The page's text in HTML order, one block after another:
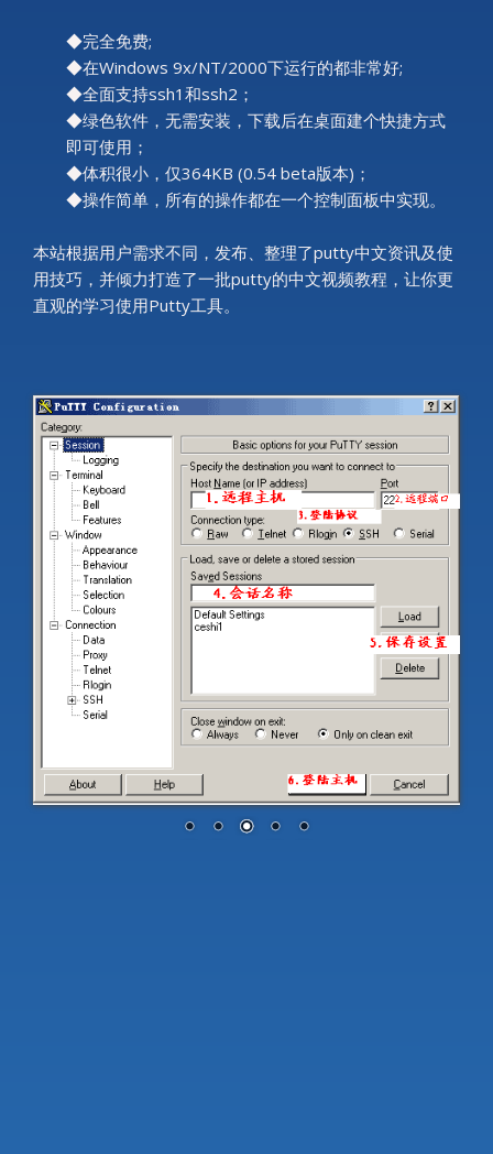
◆完全免费;
◆在Windows 9x/NT/2000下运行的都非常好;
◆全面支持ssh1和ssh2；
◆绿色软件，无需安装，下载后在桌面建个快捷方式
即可使用；
◆体积很小，仅364KB (0.54 beta版本)；
◆操作简单，所有的操作都在一个控制面板中实现。
本站根据用户需求不同，发布、整理了putty中文资讯及使
用技巧，并倾力打造了一批putty的中文视频教程，让你更
直观的学习使用Putty工具。